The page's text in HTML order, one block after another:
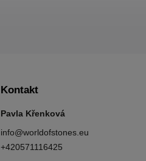
Kontakt
Pavla Křenková
info@worldofstones.eu
+420571116425